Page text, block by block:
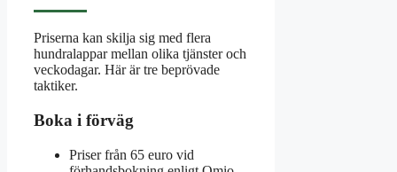
Priserna kan skilja sig med flera
hundralappar mellan olika tjänster och
veckodagar. Här är tre beprövade
taktiker.
Boka i förväg
Priser från 65 euro vid